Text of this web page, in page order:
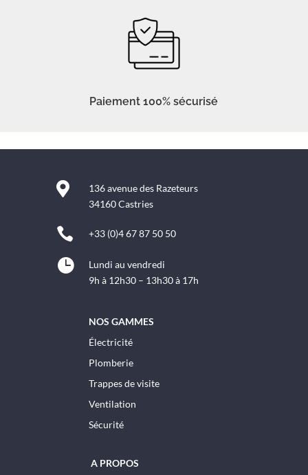
Paiement 100% sécurisé

136 avenue des Razeteurs
34160 Castries
 +33 (0)4 67 87 50 50

Lundi au vendredi
9h à 12h30 – 13h30 à 17h
NOS GAMMES
Électricité
Plomberie
Trappes de visite
Ventilation
Sécurité
A PROPOS